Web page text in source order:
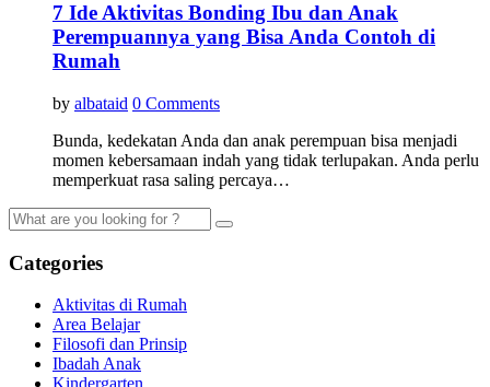
7 Ide Aktivitas Bonding Ibu dan Anak
Perempuannya yang Bisa Anda Contoh di
Rumah
by albataid 0 Comments
Bunda, kedekatan Anda dan anak perempuan bisa menjadi
momen kebersamaan indah yang tidak terlupakan. Anda perlu
memperkuat rasa saling percaya…
Categories
Aktivitas di Rumah
Area Belajar
Filosofi dan Prinsip
Ibadah Anak